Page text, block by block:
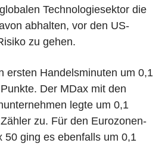
Technologiesektor die
abhalten, vor den US-
zu gehen.
ersten Handelsminuten um 0,1
Der MDax mit den
legte um 0,1
zu. Für den Eurozonen-
50 ging es ebenfalls um 0,1